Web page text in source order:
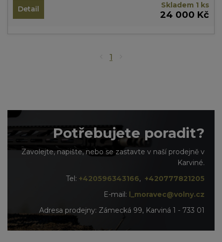
Detail Skladem 1 ks
24 000 Kč
1
Potřebujete poradit?
Zavolejte, napište, nebo se zastavte v naší prodejně v
Karviné.
Tel: +420596343166, +420777821205
E-mail: l_moravec@volny.cz
Adresa prodejny: Zámecká 99, Karviná 1 - 733 01